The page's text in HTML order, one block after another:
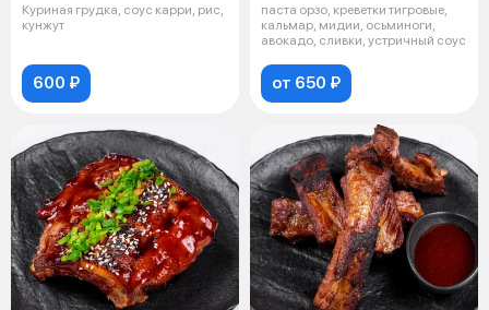
Куриная грудка, соус карри, рис,
кунжут
600 ₽
паста орзо, креветки тигровые,
кальмар, мидии, осьминоги,
авокадо, сливки, устричный соус
от 650 ₽